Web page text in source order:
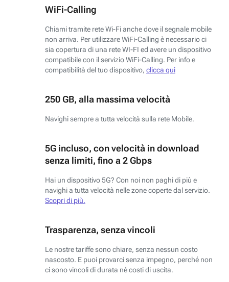
WiFi-Calling
Chiami tramite rete Wi-Fi anche dove il segnale mobile
non arriva. Per utilizzare WiFi-Calling è necessario ci
sia copertura di una rete WI-FI ed avere un dispositivo
compatibile con il servizio WiFi-Calling. Per info e
compatibilità del tuo dispositivo, clicca qui
250 GB, alla massima velocità
Navighi sempre a tutta velocità sulla rete Mobile.
5G incluso, con velocità in download
senza limiti, fino a 2 Gbps
Hai un dispositivo 5G? Con noi non paghi di più e
navighi a tutta velocità nelle zone coperte dal servizio.
Scopri di più.
Trasparenza, senza vincoli
Le nostre tariffe sono chiare, senza nessun costo
nascosto. E puoi provarci senza impegno, perché non
ci sono vincoli di durata né costi di uscita.